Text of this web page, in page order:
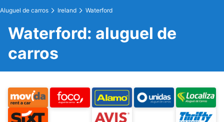
Aluguel de carros Ireland Waterford
Waterford: aluguel de
carros